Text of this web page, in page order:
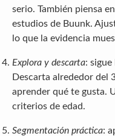
serio. También piensa
estudios de Buunk.
lo que la evidencia
Explora y descarta: sigue
Descarta alrededor del
aprender qué te gusta.
criterios de edad.
Segmentación práctica: